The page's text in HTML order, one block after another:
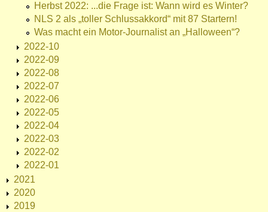
Herbst 2022: ...die Frage ist: Wann wird es Winter?
NLS 2 als „toller Schlussakkord“ mit 87 Startern!
Was macht ein Motor-Journalist an „Halloween“?
2022-10
2022-09
2022-08
2022-07
2022-06
2022-05
2022-04
2022-03
2022-02
2022-01
2021
2020
2019